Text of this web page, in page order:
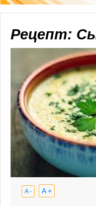
Рецепт:
A - A +